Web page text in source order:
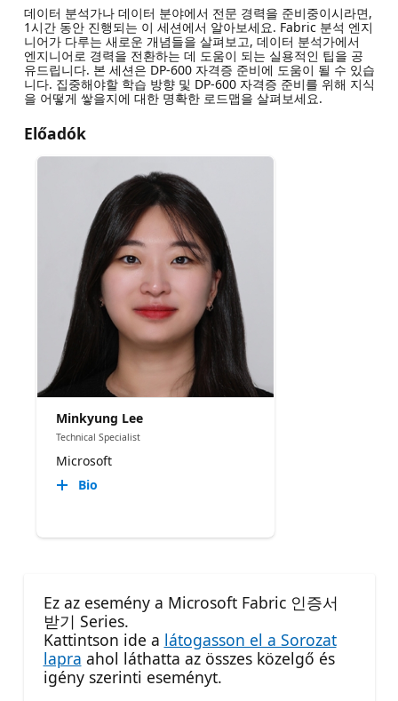
데이터 분석가나 데이터 분야에서 전문 경력을 준비중이시라면,
1시간 동안 진행되는 이 세션에서 알아보세요. Fabric 분석 엔지
니어가 다루는 새로운 개념들을 살펴보고, 데이터 분석가에서
엔지니어로 경력을 전환하는 데 도움이 되는 실용적인 팁을 공
유드립니다. 본 세션은 DP-600 자격증 준비에 도움이 될 수 있습
니다. 집중해야할 학습 방향 및 DP-600 자격증 준비를 위해 지식
을 어떻게 쌓을지에 대한 명확한 로드맵을 살펴보세요.
Előadók
Minkyung Lee
Technical Specialist
Microsoft
Bio
Ez az esemény a Microsoft Fabric 인증서
받기 Series.
Kattintson ide a látogasson el a Sorozat
lapra ahol láthatta az összes közelgő és
igény szerinti eseményt.